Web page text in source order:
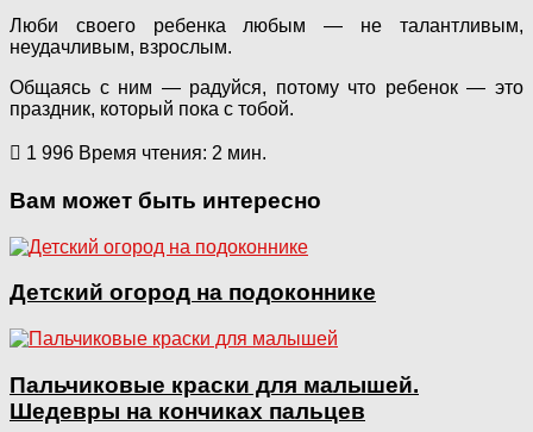
Люби своего ребенка любым — не талантливым,
неудачливым, взрослым.
Общаясь с ним — радуйся, потому что ребенок — это
праздник, который пока с тобой.
1 996 Время чтения: 2 мин.
Вам может быть интересно
Детский огород на подоконнике
Пальчиковые краски для малышей.
Шедевры на кончиках пальцев